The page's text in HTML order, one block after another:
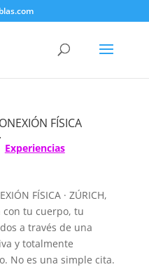
FÍSICA
Experiencias
FÍSICA · ZÚRICH,
con tu cuerpo, tu
a través de una
y totalmente
No es una simple cita.